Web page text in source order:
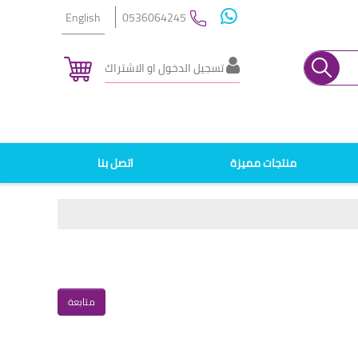
0536064245
English
منتجات مميزة اتصل بنا
متابعة